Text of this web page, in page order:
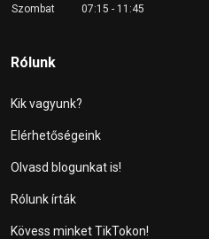
Szombat
07:15 - 11:45
Rólunk
Kik vagyunk?
Elérhetőségeink
Olvasd blogunkat is!
Rólunk írták
Kövess minket TikTokon!